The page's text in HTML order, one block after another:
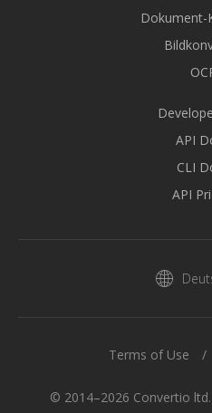
Dokument-
API
CLI
API
© 2014–2026 Convertio
Terms of Use